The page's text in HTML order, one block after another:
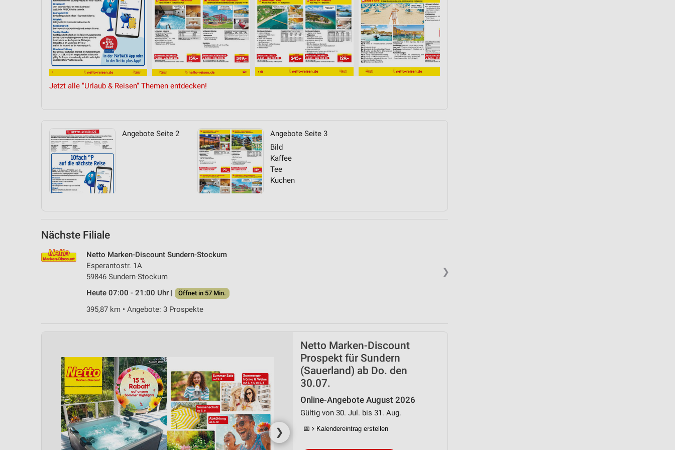
Jetzt alle "Urlaub & Reisen" Themen entdecken!
Angebote Seite 2
Angebote Seite 3
Bild
Kaffee
Tee
Kuchen
Nächste Filiale
❯
Netto Marken-Discount Sundern-Stockum
Esperantostr. 1A
59846 Sundern-Stockum
Heute 07:00 - 21:00 Uhr |
Öffnet in 57 Min.
395,87 km • Angebote: 3 Prospekte
❯
Netto Marken-Discount
Prospekt für Sundern
(Sauerland) ab Do. den
30.07.
Online-Angebote August 2026
Gültig von 30. Jul. bis 31. Aug.
📅 Kalendereintrag erstellen
Messung der Performance von Inhalten
Analyse von Zielgruppen durch Statistiken oder Kombinationen von Daten aus verschiedenen
Entwicklung und Verbesserung der Angebote
Verwendung reduzierter Daten zur Auswahl von Inhalten
Geräte anhand von aktiv angeforderten Informationen identifizieren
Nicht-IAB-Verarbeitungszwecke:
Performance